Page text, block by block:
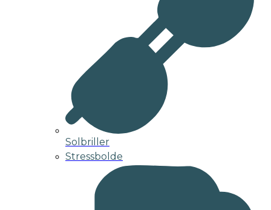
Solbriller
Stressbolde